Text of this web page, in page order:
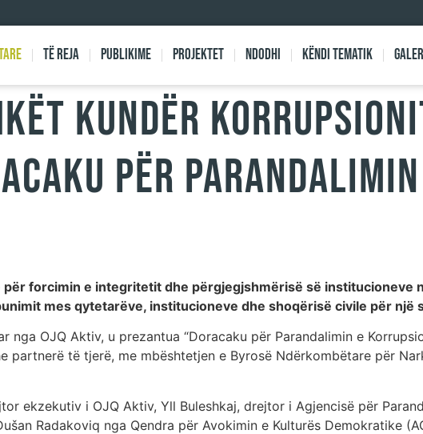
Të reja Publikime Projektet Ndodhi Këndi Tematik
kundër
për
forcimin e integritetit dhe përgjegjshmërisë së institucioneve
mes qytetarëve, institucioneve dhe shoqërisë civile për një
nga OJQ Aktiv, u prezantua “Doracaku për Parandalimin e
partnerë të tjerë, me mbështetjen e Byrosë Ndërkombëtare për
ekzekutiv i OJQ Aktiv, Yll Buleshkaj, drejtor i Agjencisë për
Radakoviq nga Qendra për Avokimin e Kulturës Demokratike